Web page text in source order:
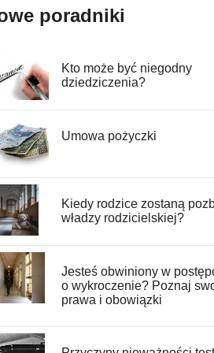
poradniki
Kto może być niegodny
dziedziczenia?
Umowa pożyczki
Kiedy rodzice zostaną
władzy rodzicielskiej?
Jesteś obwiniony w
o wykroczenie? Poznaj
prawa i obowiązki